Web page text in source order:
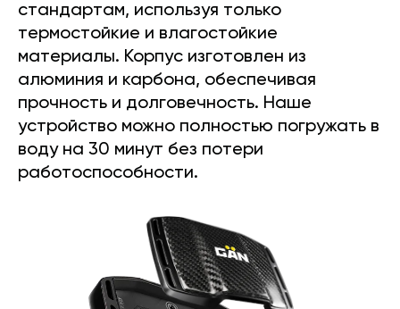
стандартам, используя только
термостойкие и влагостойкие
материалы. Корпус изготовлен из
алюминия и карбона, обеспечивая
прочность и долговечность. Наше
устройство можно полностью погружать в
воду на 30 минут без потери
работоспособности.